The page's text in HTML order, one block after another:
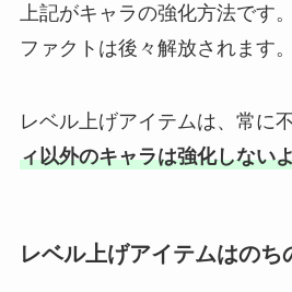
上記がキャラの強化方法です
ファクトは後々解放されます。
レベル上げアイテムは、常に
ィ以外のキャラは強化しない
レベル上げアイテムはのち